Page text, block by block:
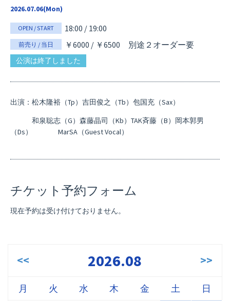
2026.07.06(Mon)
OPEN / START 18:00 / 19:00
前売り / 当日 ￥6000 / ￥6500 別途２オーダー要
公演は終了しました
出演：松木隆裕（Tp）吉田俊之（Tb）包国充（Sax）
和泉聡志（G）森藤晶司（Kb）TAK斉藤（B）岡本郭男
（Ds） MarSA（Guest Vocal）
チケット予約フォーム
現在予約は受け付けておりません。
<< 2026.08 >>
月 火 水 木 金 土
日